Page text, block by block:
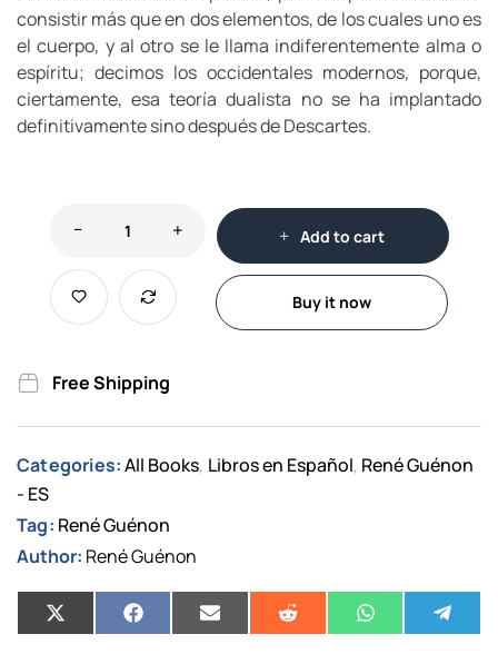
consistir más que en dos elementos, de los cuales uno es
el cuerpo, y al otro se le llama indiferentemente alma o
espíritu; decimos los occidentales modernos, porque,
ciertamente, esa teoría dualista no se ha implantado
definitivamente sino después de Descartes.
Add to cart
Buy it now
Free Shipping
Categories: All Books, Libros en Español, René Guénon
- ES
Tag: René Guénon
Author: René Guénon